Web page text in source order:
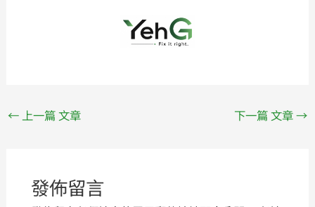
←上一篇 文章 下一篇 文章→
發佈留言